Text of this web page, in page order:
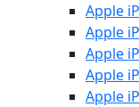
Apple
Apple
Apple
Apple
Apple